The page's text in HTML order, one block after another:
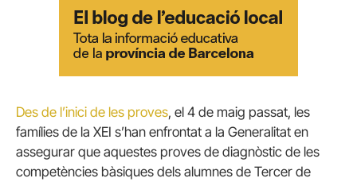
Des de l’inici de les proves, el 4 de maig passat, les
famílies de la XEI s’han enfrontat a la Generalitat en
assegurar que aquestes proves de diagnòstic de les
competències bàsiques dels alumnes de Tercer de